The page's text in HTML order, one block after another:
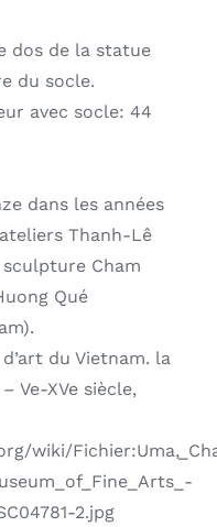
dos de la statue
du socle.
avec socle: 44
dans les années
Thanh-Lê
Cham
Qué
du Vietnam. la
Ve-XVe siècle,
wiki/
2.jpg